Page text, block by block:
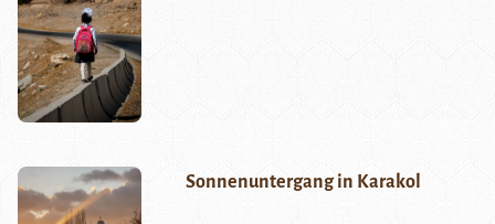
Sonnenuntergang in Karakol